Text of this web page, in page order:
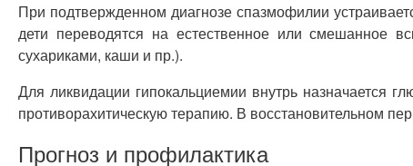
При подтвержденном диагнозе спазмофилии
дети переводятся на естественное или смешанное
сухариками, каши и пр.).
Для ликвидации гипокальциемии внутрь назначается
противорахитическую терапию. В восстановительном
Прогноз и профилактика